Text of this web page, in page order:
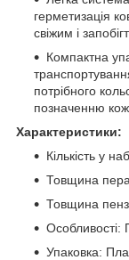
герметизація
свіжим і
Компактна
потрібного
позначенню
Характеристики:
Кількість у
Товщина
Товщина
Особливості:
Упаковка: